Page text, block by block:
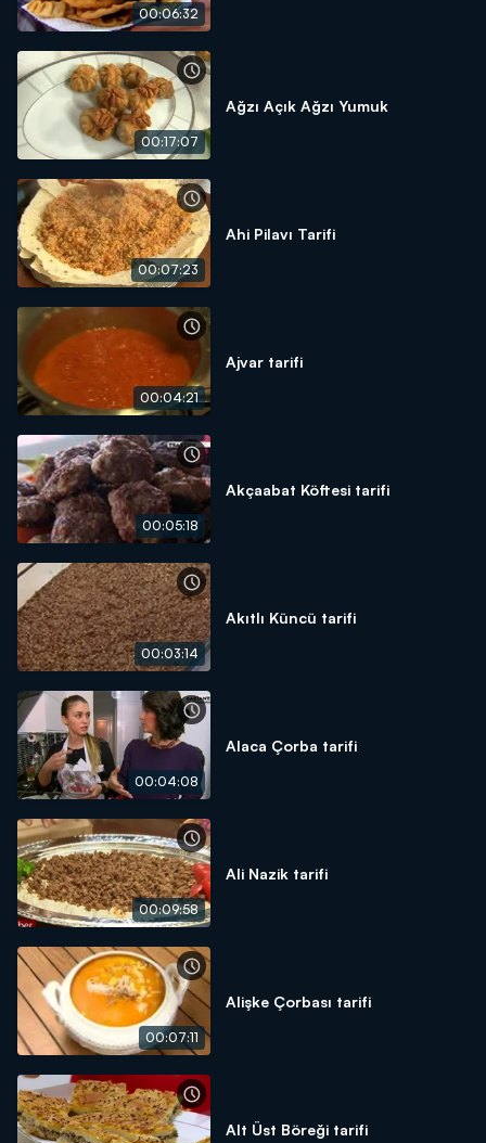
00:06:32
00:17:07
Ağzı Açık Ağzı Yumuk
00:07:23
Ahi Pilavı Tarifi
00:04:21
Ajvar tarifi
00:05:18
Akçaabat Köftesi tarifi
00:03:14
Akıtlı Küncü tarifi
00:04:08
Alaca Çorba tarifi
00:09:58
Ali Nazik tarifi
00:07:11
Alişke Çorbası tarifi
Alt Üst Böreği tarifi